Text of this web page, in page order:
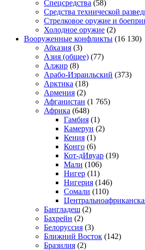
Спецсредства (58)
Средства технической
Стрелковое оружие и
Холодное оружие (2)
Вооруженные конфликты (16 130)
Абхазия (3)
Азия (общее) (77)
Алжир (8)
Арабо-Израильский (373)
Арктика (18)
Армения (2)
Афганистан (1 765)
Африка (648)
Гамбия (1)
Камерун (2)
Кения (1)
Конго (6)
Кот-дИвуар (19)
Мали (106)
Нигер (11)
Нигерия (146)
Сомали (110)
Бангладеш (2)
Бахрейн (2)
Белоруссия (3)
Ближний Восток (142)
Бразилия (2)